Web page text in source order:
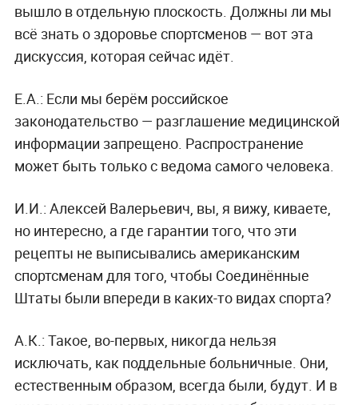
вышло в отдельную плоскость. Должны ли мы
всё знать о здоровье спортсменов — вот эта
дискуссия, которая сейчас идёт.
Е.А.: Если мы берём российское
законодательство — разглашение медицинской
информации запрещено. Распространение
может быть только с ведома самого человека.
И.И.: Алексей Валерьевич, вы, я вижу, киваете,
но интересно, а где гарантии того, что эти
рецепты не выписывались американским
спортсменам для того, чтобы Соединённые
Штаты были впереди в каких-то видах спорта?
А.К.: Такое, во-первых, никогда нельзя
исключать, как поддельные больничные. Они,
естественным образом, всегда были, будут. И в